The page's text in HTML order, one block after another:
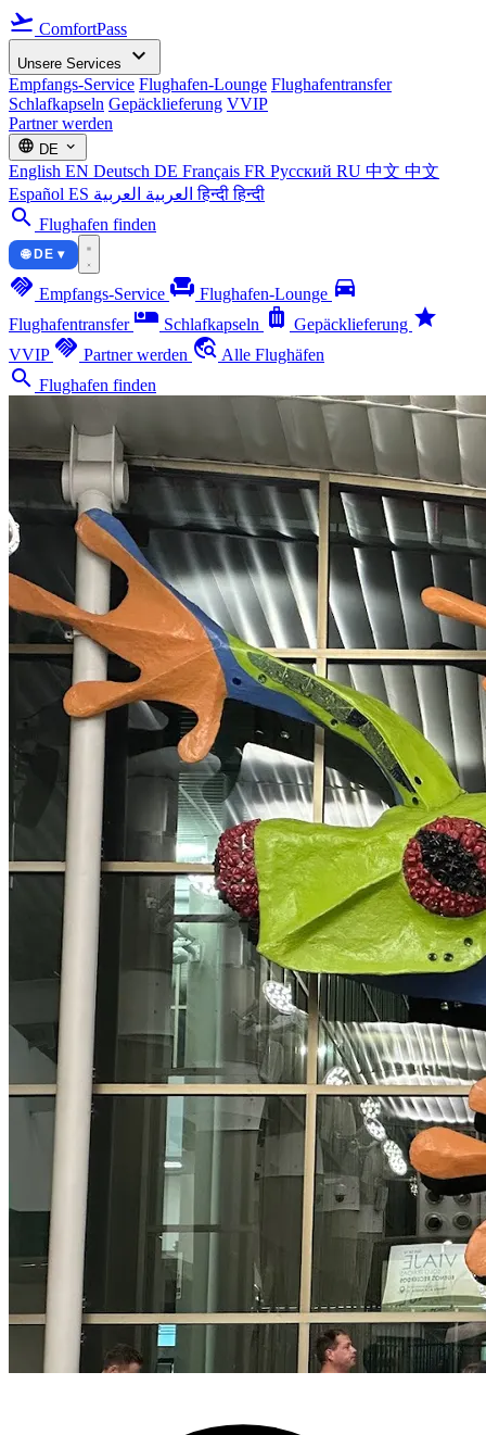
flight_takeoff ComfortPass
Unsere Services expand_more
Empfangs-Service Flughafen-Lounge Flughafentransfer
Schlafkapseln Gepäcklieferung VVIP
Partner werden
language DE expand_more
English EN Deutsch DE Français FR Русский RU 中文 中文
Español ES العربية العربية हिन्दीहिन्दी
search Flughafen finden
🌐 DE ▾
handshake Empfangs-Service chair Flughafen-Lounge directions_car
Flughafentransfer airline_seat_individual_suite Schlafkapseln luggage Gepäcklieferung star
VVIP handshake Partner werden travel_explore Alle Flughäfen
search Flughafen finden